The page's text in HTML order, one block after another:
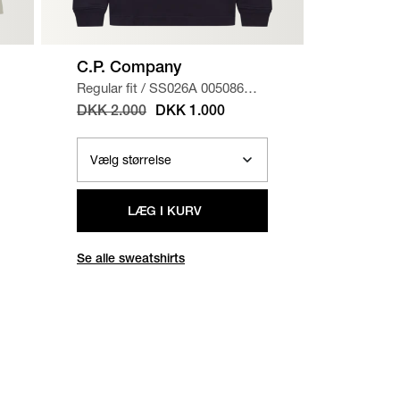
C.P. Company
Regular fit / SS026A 005086W
SWEATSHIRT / NAVY
DKK 2.000 DKK 1.000
LÆG I KURV
Se alle sweatshirts